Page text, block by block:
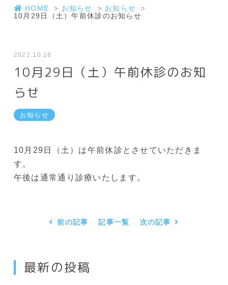
HOME お知らせ
お知らせ
10月29日（土）午前休診のお知らせ
2022.10.18
10月29日（土）午前休診のお知
らせ
お知らせ
10月29日（土）は午前休診とさせていただきま
す。
午後は通常通り診療いたします。
前の記事 記事一覧 次の記事
最新の投稿